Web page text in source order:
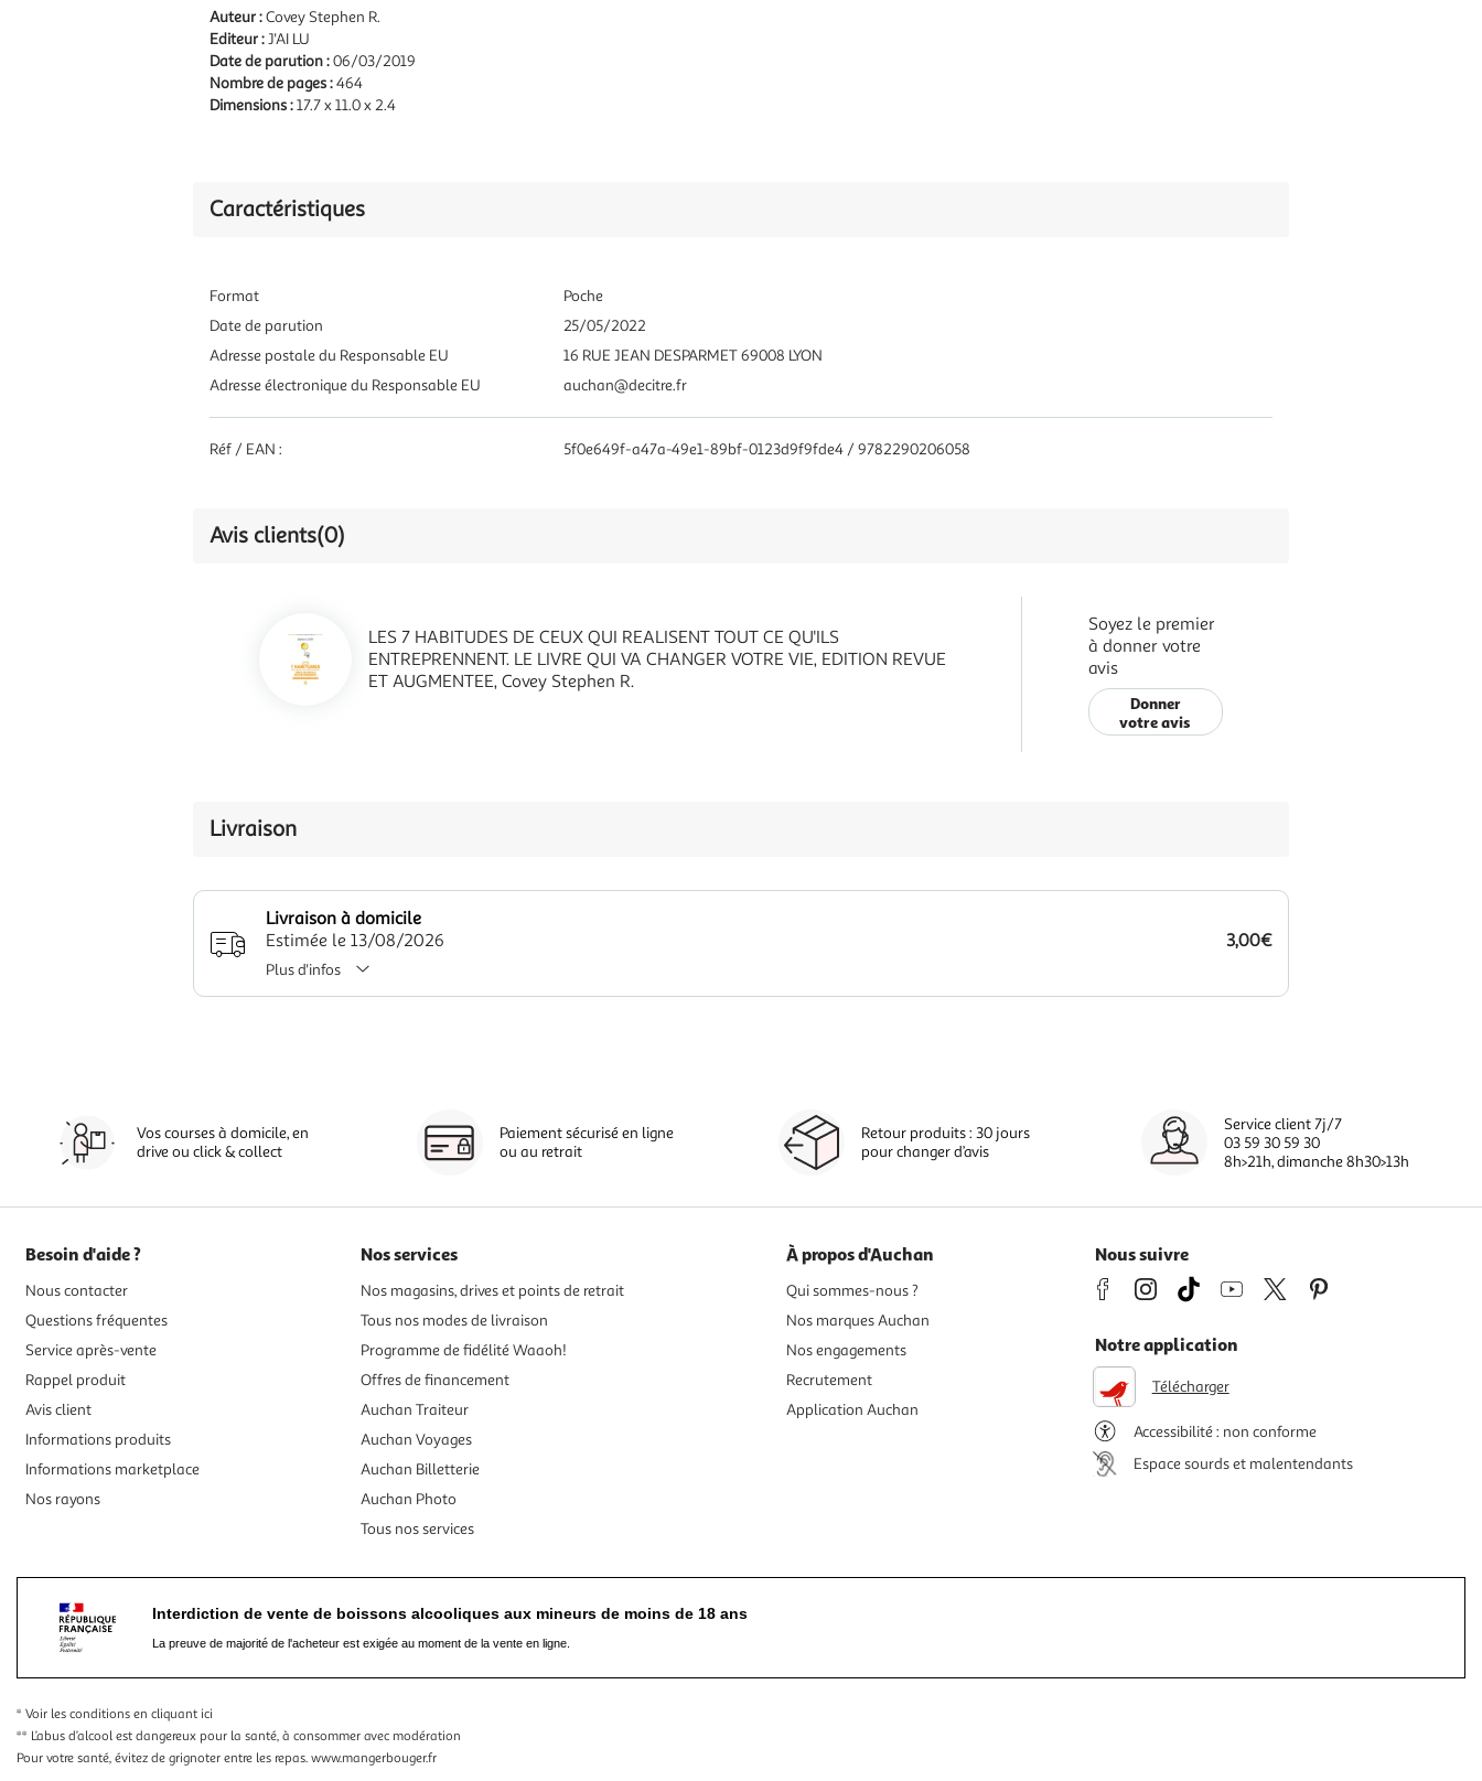
Auteur :Covey Stephen R.
Editeur :J'AI LU
Date de parution :06/03/2019
Nombre de pages :464
Dimensions :17.7 x 11.0 x 2.4
Caractéristiques
Format
Poche
Date de parution
25/05/2022
Adresse postale du Responsable EU
16 RUE JEAN DESPARMET 69008 LYON
Adresse électronique du Responsable EU
auchan@decitre.fr
Réf / EAN : 5f0e649f-a47a-49e1-89bf-0123d9f9fde4 / 9782290206058
Avis clients(0)
LES 7 HABITUDES DE CEUX QUI REALISENT TOUT CE QU'ILS
ENTREPRENNENT. LE LIVRE QUI VA CHANGER VOTRE VIE, EDITION REVUE
ET AUGMENTEE, Covey Stephen R.
Soyez le premier
à donner votre
avis
Donner
votre avis
Livraison
Livraison à domicile
Estimée le 13/08/2026
3,00€
Plus d'infos
Vos courses à domicile, en
drive ou click & collect
Paiement sécurisé en ligne
ou au retrait
Retour produits : 30 jours
pour changer d’avis
Service client 7j/7
03 59 30 59 30
8h>21h, dimanche 8h30>13h
Besoin d'aide ?
Nous contacter
Questions fréquentes
Service après-vente
Rappel produit
Avis client
Informations produits
Informations marketplace
Nos rayons
Nos services
Nos magasins, drives et points de retrait
Tous nos modes de livraison
Programme de fidélité Waaoh!
Offres de financement
Auchan Traiteur
Auchan Voyages
Auchan Billetterie
Auchan Photo
Tous nos services
À propos d'Auchan
Qui sommes-nous ?
Nos marques Auchan
Nos engagements
Recrutement
Application Auchan
Nous suivre
Notre application
Télécharger
Accessibilité : non conforme
Espace sourds et malentendants
Interdiction de vente de boissons alcooliques aux mineurs de moins de 18 ans
La preuve de majorité de l'acheteur est exigée au moment de la vente en ligne.
* Voir les conditions en cliquant ici
** L’abus d’alcool est dangereux pour la santé, à consommer avec modération
Pour votre santé, évitez de grignoter entre les repas. www.mangerbouger.fr